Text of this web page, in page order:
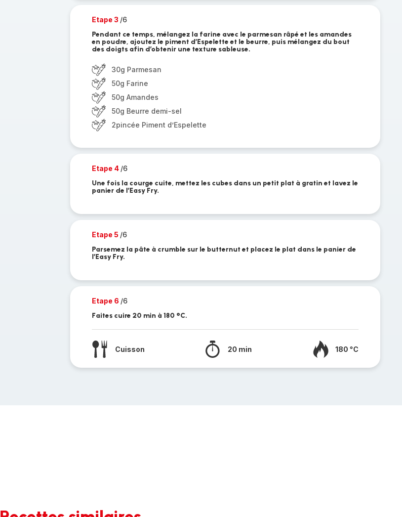
Etape 3 /6
Pendant ce temps, mélangez la farine avec le parmesan râpé et les amandes
en poudre, ajoutez le piment d’Espelette et le beurre, puis mélangez du bout
des doigts afin d’obtenir une texture sableuse.
30g Parmesan
50g Farine
50g Amandes
50g Beurre demi-sel
2pincée Piment d’Espelette
Etape 4 /6
Une fois la courge cuite, mettez les cubes dans un petit plat à gratin et lavez le
panier de l’Easy Fry.
Etape 5 /6
Parsemez la pâte à crumble sur le butternut et placez le plat dans le panier de
l’Easy Fry.
Etape 6 /6
Faites cuire 20 min à 180 °C.
Cuisson 20 min 180 °C